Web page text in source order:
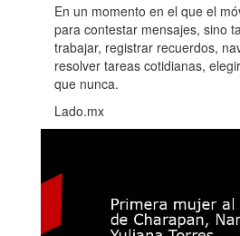
En un momento en el que el
para contestar mensajes, sino
trabajar, registrar recuerdos,
resolver tareas cotidianas,
que nunca.
Lado.mx